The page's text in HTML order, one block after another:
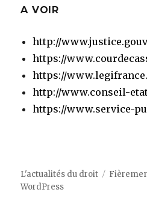
A VOIR
http://
https://
https://
http://www.conseil-
https://www.service-
L'actualités du droit
WordPress